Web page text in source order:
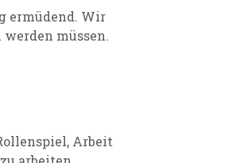
ermüdend. Wir
müssen.
Arbeit